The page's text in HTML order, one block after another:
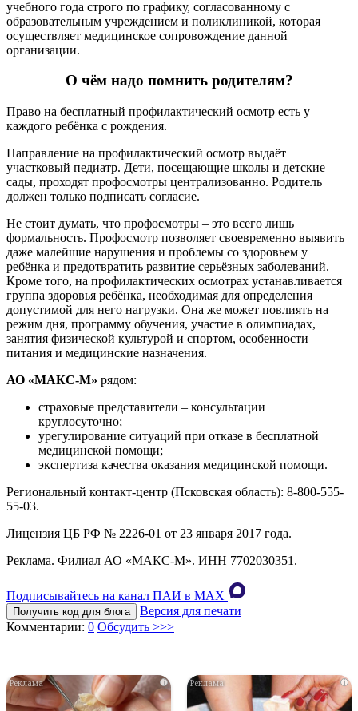
учебного года строго по графику, согласованному с
образовательным учреждением и поликлиникой, которая
осуществляет медицинское сопровождение данной
организации.
О чём надо помнить родителям?
Право на бесплатный профилактический осмотр есть у
каждого ребёнка с рождения.
Направление на профилактический осмотр выдаёт
участковый педиатр. Дети, посещающие школы и детские
сады, проходят профосмотры централизованно. Родитель
должен только подписать согласие.
Не стоит думать, что профосмотры – это всего лишь
формальность. Профосмотр позволяет своевременно выявить
даже малейшие нарушения и проблемы со здоровьем у
ребёнка и предотвратить развитие серьёзных заболеваний.
Кроме того, на профилактических осмотрах устанавливается
группа здоровья ребёнка, необходимая для определения
допустимой для него нагрузки. Она же может повлиять на
режим дня, программу обучения, участие в олимпиадах,
занятия физической культурой и спортом, особенности
питания и медицинские назначения.
АО «МАКС-М» рядом:
страховые представители – консультации
круглосуточно;
урегулирование ситуаций при отказе в бесплатной
медицинской помощи;
экспертиза качества оказания медицинской помощи.
Региональный контакт-центр (Псковская область): 8-800-555-
55-03.
Лицензия ЦБ РФ № 2226-01 от 23 января 2017 года.
Реклама. Филиал АО «МАКС-М». ИНН 7702030351.
Подписывайтесь на канал ПАИ в MAХ
Получить код для блога
Версия для печати
Комментарии: 0 Обсудить >>>
i i